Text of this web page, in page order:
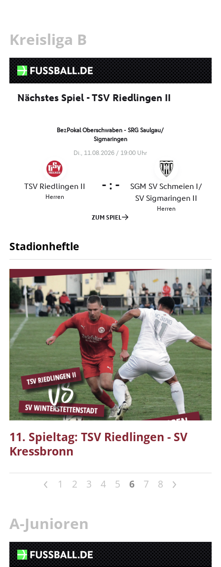
Kreisliga B
Stadionheftle
11. Spieltag: TSV Riedlingen - SV
Kressbronn
< 1 2 3 4 5 6 7 8 >
A-Junioren